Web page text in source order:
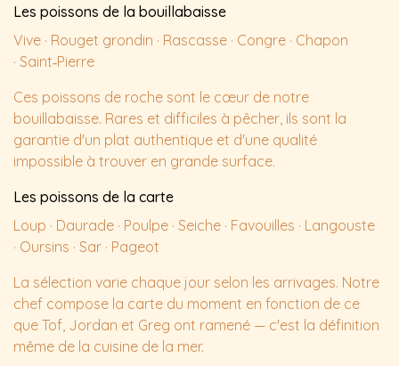
Les poissons de la bouillabaisse
Vive · Rouget grondin · Rascasse · Congre · Chapon
· Saint‑Pierre
Ces poissons de roche sont le cœur de notre
bouillabaisse. Rares et difficiles à pêcher, ils sont la
garantie d'un plat authentique et d'une qualité
impossible à trouver en grande surface.
Les poissons de la carte
Loup · Daurade · Poulpe · Seiche · Favouilles · Langouste
· Oursins · Sar · Pageot
La sélection varie chaque jour selon les arrivages. Notre
chef compose la carte du moment en fonction de ce
que Tof, Jordan et Greg ont ramené — c'est la définition
même de la cuisine de la mer.